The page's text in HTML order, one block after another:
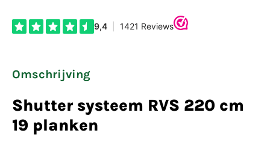
Omschrijving
Shutter systeem RVS 220 cm
19 planken